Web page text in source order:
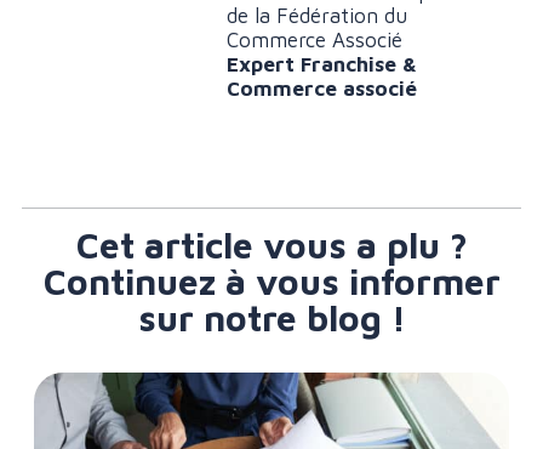
de la Fédération du
Commerce Associé
Expert Franchise &
Commerce associé
Cet article vous a plu ?
Continuez à vous informer
sur notre blog !